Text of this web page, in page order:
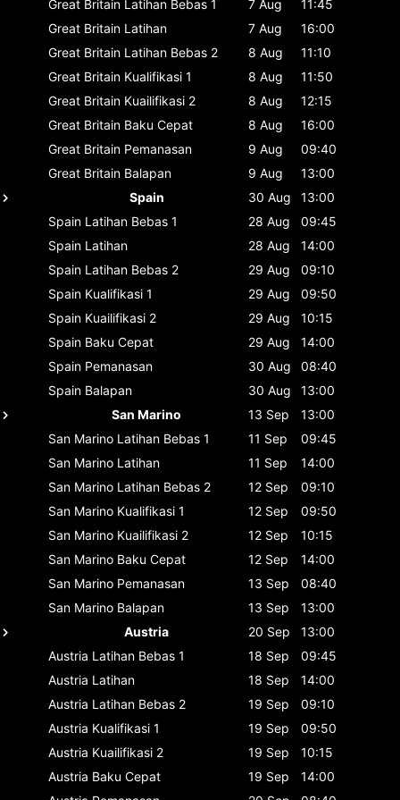
Great Britain Latihan Bebas 1 7 Aug
11:45
Great Britain Latihan 7 Aug
16:00
Great Britain Latihan Bebas 2 8 Aug
11:10
Great Britain Kualifikasi 1 8 Aug
11:50
Great Britain Kuailifikasi 2 8 Aug
12:15
Great Britain Baku Cepat 8 Aug
16:00
Great Britain Pemanasan 9 Aug
09:40
Great Britain Balapan 9 Aug
13:00
Spain
30 Aug
13:00
Spain Latihan Bebas 1 28 Aug
09:45
Spain Latihan 28 Aug
14:00
Spain Latihan Bebas 2 29 Aug
09:10
Spain Kualifikasi 1 29 Aug
09:50
Spain Kuailifikasi 2 29 Aug
10:15
Spain Baku Cepat 29 Aug
14:00
Spain Pemanasan 30 Aug
08:40
Spain Balapan 30 Aug
13:00
San Marino
13 Sep
13:00
San Marino Latihan Bebas 1 11 Sep
09:45
San Marino Latihan 11 Sep
14:00
San Marino Latihan Bebas 2 12 Sep
09:10
San Marino Kualifikasi 1 12 Sep
09:50
San Marino Kuailifikasi 2 12 Sep
10:15
San Marino Baku Cepat 12 Sep
14:00
San Marino Pemanasan 13 Sep
08:40
San Marino Balapan 13 Sep
13:00
Austria
20 Sep
13:00
Austria Latihan Bebas 1 18 Sep
09:45
Austria Latihan 18 Sep
14:00
Austria Latihan Bebas 2 19 Sep
09:10
Austria Kualifikasi 1 19 Sep
09:50
Austria Kuailifikasi 2 19 Sep
10:15
Austria Baku Cepat 19 Sep
14:00